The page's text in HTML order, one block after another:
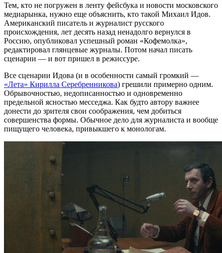
Тем, кто не погружен в ленту фейсбука и новости московского
медиарынка, нужно еще объяснить, кто такой Михаил Идов.
Американский писатель и журналист русского
происхождения, лет десять назад ненадолго вернулся в
Россию, опубликовал успешный роман «Кофемолка»,
редактировал глянцевые журналы. Потом начал писать
сценарии — и вот пришел в режиссуре.
Все сценарии Идова (и в особенности самый громкий —
«Лета» Кирилла Серебренникова) грешили примерно одним.
Обрывочностью, недописанностью и одновременно
предельной ясностью месседжа. Как будто автору важнее
донести до зрителя свои соображения, чем добиться
совершенства формы. Обычное дело для журналиста и вообще
пищущего человека, привыкшего к монологам.